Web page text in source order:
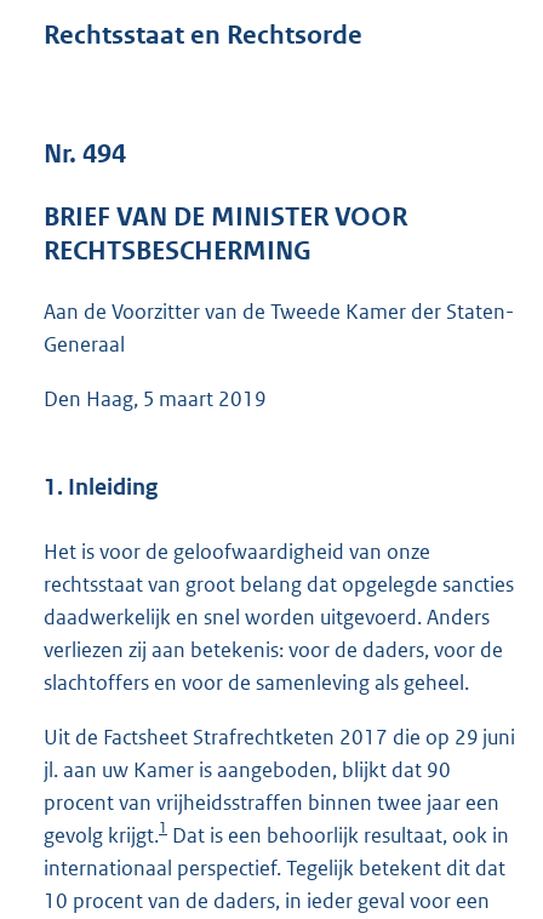
s
e
3
Rechtsstaat en Rechtsorde
Nr. 494
BRIEF VAN DE MINISTER VOOR
RECHTSBESCHERMING
Aan de Voorzitter van de Tweede Kamer der Staten-
Generaal
Den Haag, 5 maart 2019
1. Inleiding
Het is voor de geloofwaardigheid van onze
rechtsstaat van groot belang dat opgelegde sancties
daadwerkelijk en snel worden uitgevoerd. Anders
verliezen zij aan betekenis: voor de daders, voor de
slachtoffers en voor de samenleving als geheel.
Uit de Factsheet Strafrechtketen 2017 die op 29 juni
jl. aan uw Kamer is aangeboden, blijkt dat 90
procent van vrijheidsstraffen binnen twee jaar een
gevolg krijgt.1 Dat is een behoorlijk resultaat, ook in
internationaal perspectief. Tegelijk betekent dit dat
10 procent van de daders, in ieder geval voor een